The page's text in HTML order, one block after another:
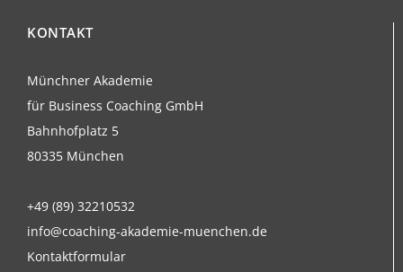
KONTAKT
Münchner Akademie
für Business Coaching GmbH
Bahnhofplatz 5
80335 München
+49 (89) 32210532
info@coaching-akademie-muenchen.de
Kontaktformular